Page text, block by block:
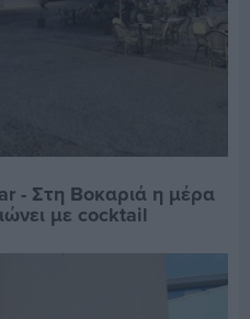
- Στη Βοκαριά η μέρα
με cocktail